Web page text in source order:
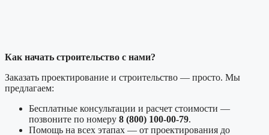
Как начать строительство с нами?
Заказать проектирование и строительство — просто. Мы
предлагаем:
Бесплатные консультации и расчет стоимости —
позвоните по номеру 8 (800) 100-00-79.
Помощь на всех этапах — от проектирования до